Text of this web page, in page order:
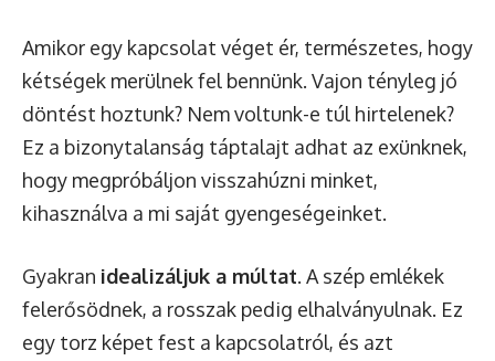
Amikor egy kapcsolat véget ér, természetes, hogy
kétségek merülnek fel bennünk. Vajon tényleg jó
döntést hoztunk? Nem voltunk-e túl hirtelenek?
Ez a bizonytalanság táptalajt adhat az exünknek,
hogy megpróbáljon visszahúzni minket,
kihasználva a mi saját gyengeségeinket.
Gyakran idealizáljuk a múltat. A szép emlékek
felerősödnek, a rosszak pedig elhalványulnak. Ez
egy torz képet fest a kapcsolatról, és azt